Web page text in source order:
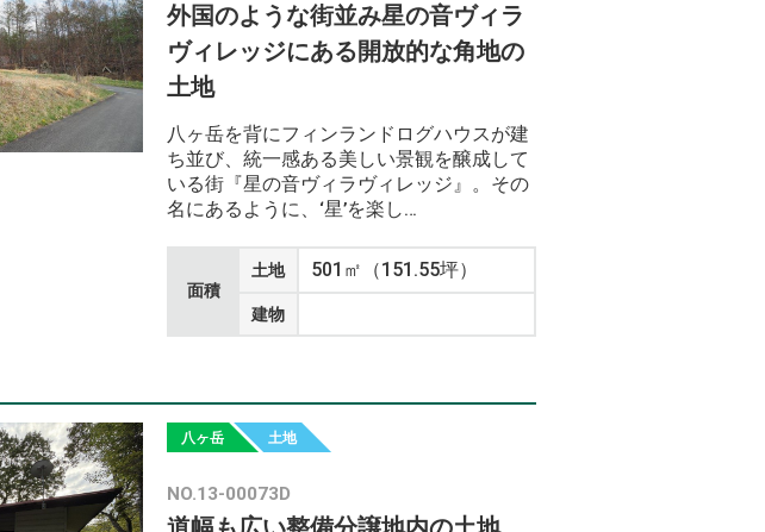
外国のような街並み星の音ヴィラ
ヴィレッジにある開放的な角地の
土地
八ヶ岳を背にフィンランドログハウスが建
ち並び、統一感ある美しい景観を醸成して
いる街『星の音ヴィラヴィレッジ』。その
名にあるように、‘星’を楽し…
面積
土地 501㎡（151.55坪）
建物
八ヶ岳 土地
NO.13-00073D